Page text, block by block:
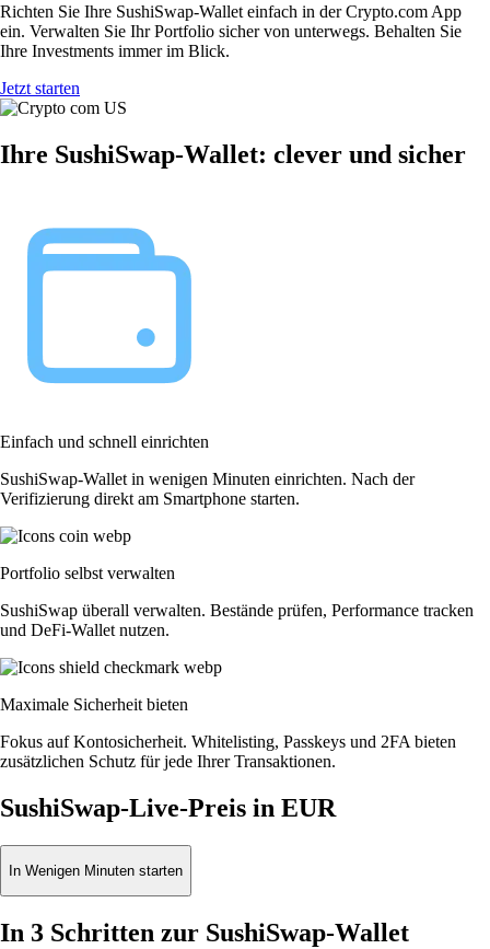
Richten Sie Ihre SushiSwap-Wallet einfach in der Crypto.com App
ein. Verwalten Sie Ihr Portfolio sicher von unterwegs. Behalten Sie
Ihre Investments immer im Blick.
Jetzt starten
Ihre SushiSwap-Wallet: clever und sicher
Einfach und schnell einrichten
SushiSwap-Wallet in wenigen Minuten einrichten. Nach der
Verifizierung direkt am Smartphone starten.
Portfolio selbst verwalten
SushiSwap überall verwalten. Bestände prüfen, Performance tracken
und DeFi-Wallet nutzen.
Maximale Sicherheit bieten
Fokus auf Kontosicherheit. Whitelisting, Passkeys und 2FA bieten
zusätzlichen Schutz für jede Ihrer Transaktionen.
SushiSwap-Live-Preis in EUR
In Wenigen Minuten starten
In 3 Schritten zur SushiSwap-Wallet